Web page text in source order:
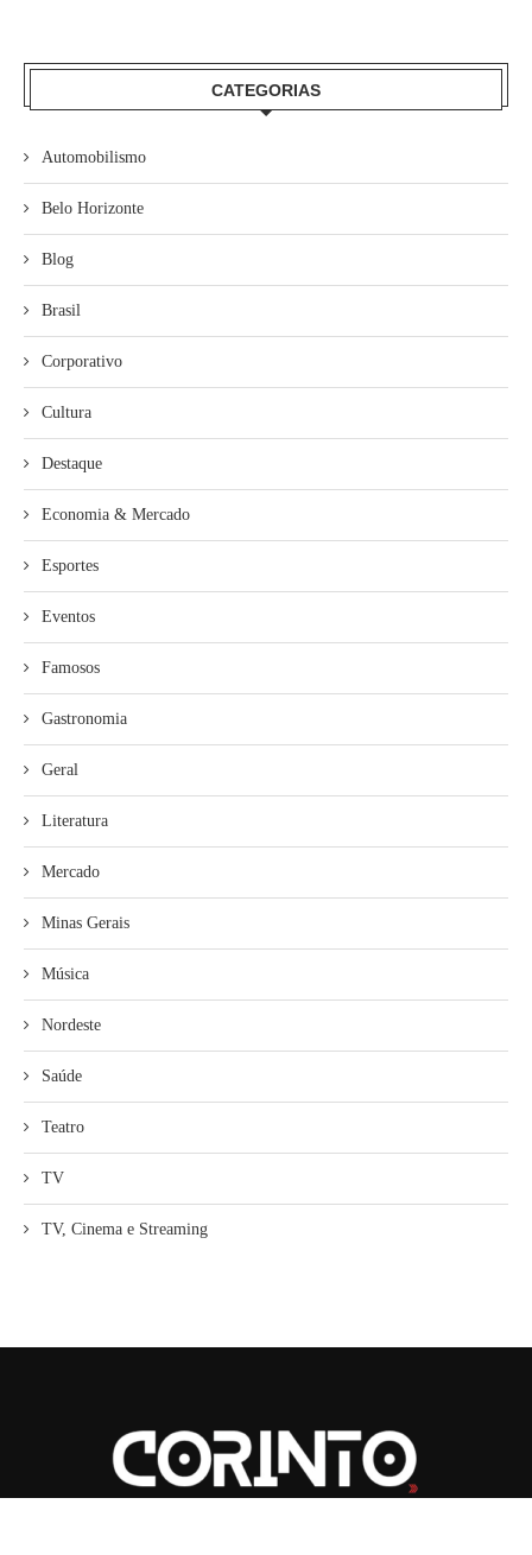
CATEGORIAS
Automobilismo
Belo Horizonte
Blog
Brasil
Corporativo
Cultura
Destaque
Economia & Mercado
Esportes
Eventos
Famosos
Gastronomia
Geral
Literatura
Mercado
Minas Gerais
Música
Nordeste
Saúde
Teatro
TV
TV, Cinema e Streaming